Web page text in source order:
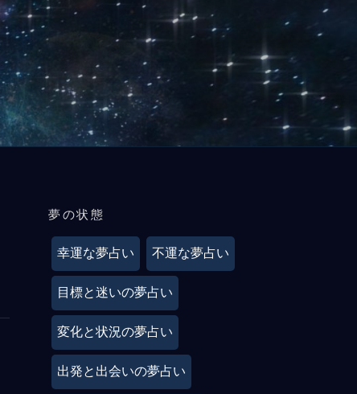
夢の状態
幸運な夢占い 不運な夢占い
目標と迷いの夢占い
変化と状況の夢占い
出発と出会いの夢占い